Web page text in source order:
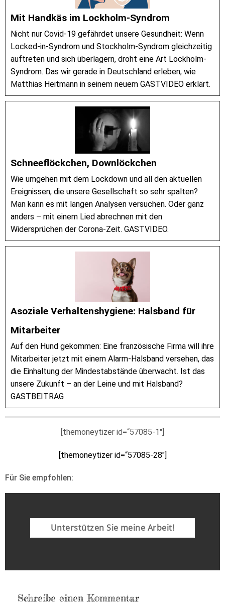
Mit Handkäs im Lockholm-Syndrom
Nicht nur Covid-19 gefährdet unsere Gesundheit: Wenn
Locked-in-Syndrom und Stockholm-Syndrom gleichzeitig
auftreten und sich überlagern, droht eine Art Lockholm-
Syndrom. Das wir gerade in Deutschland erleben, wie
Matthias Heitmann in seinem neuem GASTVIDEO erklärt.
Schneeflöckchen, Downlöckchen
Wie umgehen mit dem Lockdown und all den aktuellen
Ereignissen, die unsere Gesellschaft so sehr spalten?
Man kann es mit langen Analysen versuchen. Oder ganz
anders – mit einem Lied abrechnen mit den
Widersprüchen der Corona-Zeit. GASTVIDEO.
Asoziale Verhaltenshygiene: Halsband für
Mitarbeiter
Auf den Hund gekommen: Eine französische Firma will ihre
Mitarbeiter jetzt mit einem Alarm-Halsband versehen, das
die Einhaltung der Mindestabstände überwacht. Ist das
unsere Zukunft – an der Leine und mit Halsband?
GASTBEITRAG
[themoneytizer id=“57085-1″]
[themoneytizer id=“57085-28″]
Für Sie empfohlen:
Unterstützen Sie meine Arbeit!
Schreibe einen Kommentar